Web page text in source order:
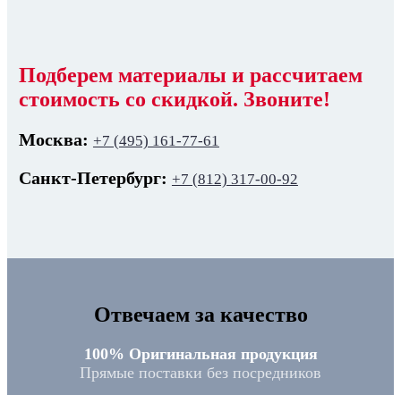
Подберем материалы и рассчитаем
стоимость со скидкой. Звоните!
Москва: +7 (495) 161-77-61
Санкт-Петербург: +7 (812) 317-00-92
Отвечаем за качество
100% Оригинальная продукция
Прямые поставки без посредников